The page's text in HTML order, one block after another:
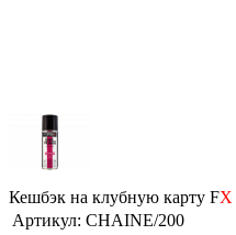
Кешбэк на клубную карту FX
Артикул: CHAINE/200